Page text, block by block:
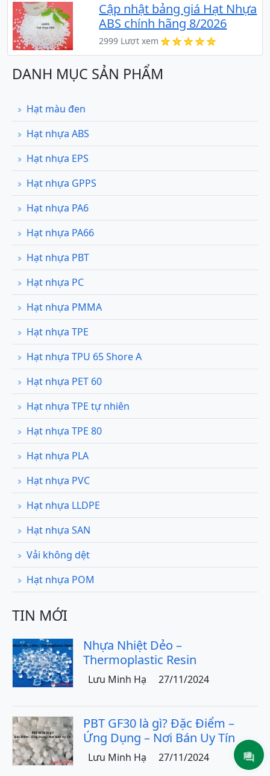
Cập nhật bảng giá Hạt Nhựa
ABS chính hãng 8/2026
2999 Lượt xem
DANH MỤC SẢN PHẨM
Hạt màu đen
Hạt nhựa ABS
Hạt nhựa EPS
Hạt nhựa GPPS
Hạt nhựa PA6
Hạt nhựa PA66
Hạt nhựa PBT
Hạt nhựa PC
Hạt nhựa PMMA
Hạt nhựa TPE
Hạt nhựa TPU 65 Shore A
Hạt nhựa PET 60
Hạt nhựa TPE tự nhiên
Hạt nhựa TPE 80
Hạt nhựa PLA
Hạt nhựa PVC
Hạt nhựa LLDPE
Hạt nhựa SAN
Vải không dệt
Hạt nhựa POM
TIN MỚI
Nhựa Nhiệt Dẻo –
Thermoplastic Resin
Lưu Minh Hạ 27/11/2024
PBT GF30 là gì? Đặc Điểm –
Ứng Dụng – Nơi Bán Uy Tín
Lưu Minh Hạ 27/11/2024